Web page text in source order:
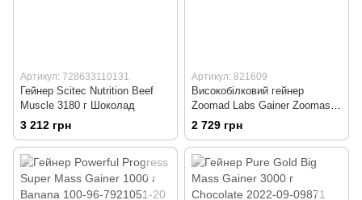
Артикул: 728633110131
Гейнер Scitec Nutrition Beef
Muscle 3180 г Шоколад
3 212 грн
Артикул: 821609
Високобілковий гейнер
Zoomad Labs Gainer Zoomass
5.4 кг Vanilla Cake
2 729 грн